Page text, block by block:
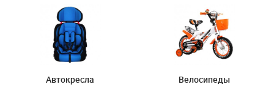
Автокресла Велосипеды